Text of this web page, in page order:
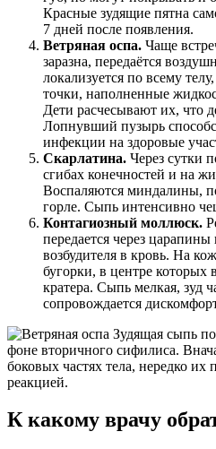
Красные зудящие пятна
7 дней после появления.
Ветряная оспа. Чаще
заразна, передаётся
локализуется по всему
точки, наполненные
Дети расчесывают их, что
Лопнувший пузырь
инфекции на здоровые
Скарлатина. Через сутки
сгибах конечностей и на
Воспаляются миндалины,
горле. Сыпь интенсивно
Контагиозный моллюск.
передается через
возбудителя в кровь. На
бугорки, в центре которых
кратера. Сыпь мелкая, зуд
сопровождается
Зудящая сыпь
фоне вторичного сифилиса.
боковых частях тела, нередко их
реакцией.
К какому врачу